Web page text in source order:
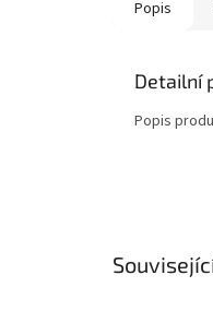
Popis
Detailní
Popis